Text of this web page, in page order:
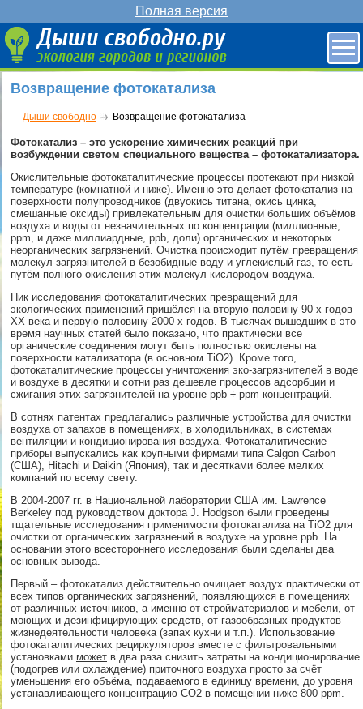
Полная версия
Возвращение фотокатализа
Дыши свободно Возвращение фотокатализа
Фотокатализ – это ускорение химических реакций при
возбуждении светом специального вещества – фотокатализатора.
Окислительные фотокаталитические процессы протекают при низкой
температуре (комнатной и ниже). Именно это делает фотокатализ на
поверхности полупроводников (двуокись титана, окись цинка,
смешанные оксиды) привлекательным для очистки больших объёмов
воздуха и воды от незначительных по концентрации (миллионные,
ppm, и даже миллиардные, ppb, доли) органических и некоторых
неорганических загрязнений. Очистка происходит путём превращения
молекул-загрязнителей в безобидные воду и углекислый газ, то есть
путём полного окисления этих молекул кислородом воздуха.
Пик исследования фотокаталитических превращений для
экологических применений пришёлся на вторую половину 90-х годов
ХХ века и первую половину 2000-х годов. В тысячах вышедших в это
время научных статей было показано, что практически все
органические соединения могут быть полностью окислены на
поверхности катализатора (в основном TiO2). Кроме того,
фотокаталитические процессы уничтожения эко-загрязнителей в воде
и воздухе в десятки и сотни раз дешевле процессов адсорбции и
сжигания этих загрязнителей на уровне ppb ÷ ppm концентраций.
В сотнях патентах предлагались различные устройства для очистки
воздуха от запахов в помещениях, в холодильниках, в системах
вентиляции и кондиционирования воздуха. Фотокаталитические
приборы выпускались как крупными фирмами типа Calgon Carbon
(США), Hitachi и Daikin (Япония), так и десятками более мелких
компаний по всему свету.
В 2004-2007 гг. в Национальной лаборатории США им. Lawrence
Berkeley под руководством доктора J. Hodgson были проведены
тщательные исследования применимости фотокатализа на TiO2 для
очистки от органических загрязнений в воздухе на уровне ppb. На
основании этого всестороннего исследования были сделаны два
основных вывода.
Первый – фотокатализ действительно очищает воздух практически от
всех типов органических загрязнений, появляющихся в помещениях
от различных источников, а именно от стройматериалов и мебели, от
моющих и дезинфицирующих средств, от газообразных продуктов
жизнедеятельности человека (запах кухни и т.п.). Использование
фотокаталитических рециркуляторов вместе с фильтровальными
установками может в два раза снизить затраты на кондиционирование
(подогрев или охлаждение) приточного воздуха просто за счёт
уменьшения его объёма, подаваемого в единицу времени, до уровня
устанавливающего концентрацию CO2 в помещении ниже 800 ppm.